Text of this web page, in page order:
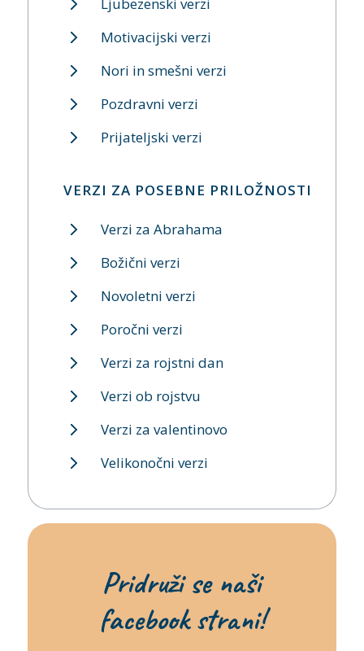
Motivacijski verzi
Nori in smešni verzi
Pozdravni verzi
Prijateljski verzi
VERZI ZA POSEBNE PRILOŽNOSTI
Verzi za Abrahama
Božični verzi
Novoletni verzi
Poročni verzi
Verzi za rojstni dan
Verzi ob rojstvu
Verzi za valentinovo
Velikonočni verzi
Pridruži se naši
facebook strani!